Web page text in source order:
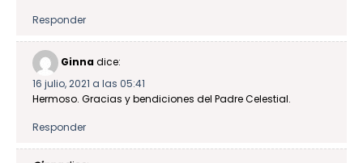
Responder
Ginnadice:
16 julio, 2021 a las 05:41
Hermoso. Gracias y bendiciones del Padre Celestial.
Responder